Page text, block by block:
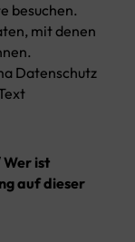
besuchen.
mit denen
Datenschutz
ist
auf dieser